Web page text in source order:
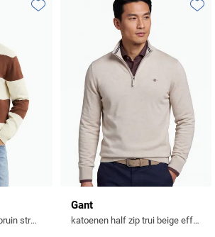
trui rugby kraag crem bruin strepen katoen
Toevoegen aan favorieten
Gant
katoenen half zip trui beige effen normale fit